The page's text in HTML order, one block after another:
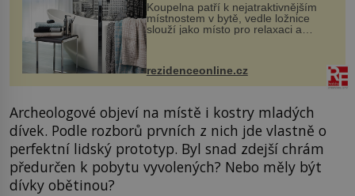
Koupelna patří k nejatraktivnějším
místnostem v bytě, vedle ložnice
slouží jako místo pro relaxaci a
odpočinek. Koupelnový textil –
ručníky, osušky a koberečky –
mohou jako mávnutím kouzelného
proutku...
rezidenceonline.cz
Archeologové objeví na místě i kostry mladých
dívek. Podle rozborů prvních z nich jde vlastně o
perfektní lidský prototyp. Byl snad zdejší chrám
předurčen k pobytu vyvolených? Nebo měly být
dívky obětinou?